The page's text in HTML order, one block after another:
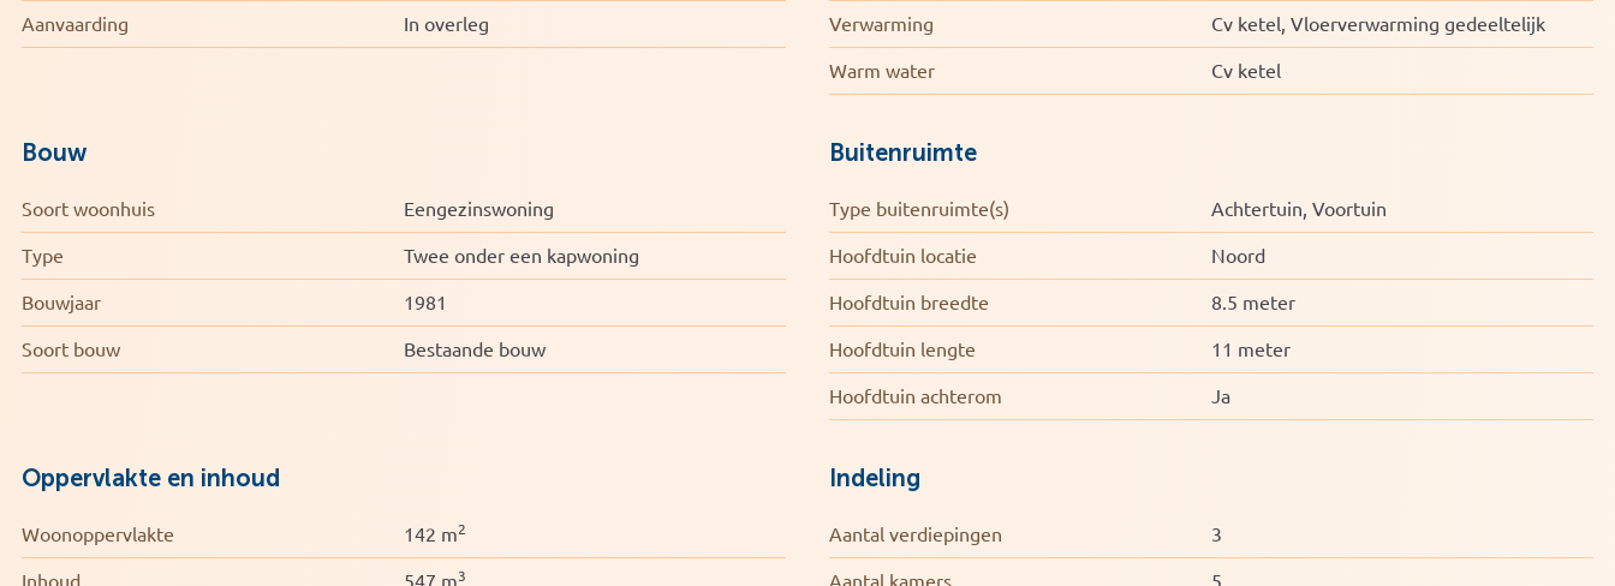
Energielabel: C
Aanvaarding In overleg Verwarming Cv ketel, Vloerverwarming gedeeltelijk
Warm water Cv ketel
Bouw
Soort woonhuis Eengezinswoning
Type Twee onder een kapwoning
Bouwjaar 1981
Soort bouw Bestaande bouw
Buitenruimte
Type buitenruimte(s) Achtertuin, Voortuin
Hoofdtuin locatie Noord
Hoofdtuin breedte 8.5 meter
Hoofdtuin lengte 11 meter
Hoofdtuin achterom Ja
Oppervlakte en inhoud
Woonoppervlakte 142 m2
Inhoud 547 m3
Indeling
Aantal verdiepingen 3
Aantal kamers 5